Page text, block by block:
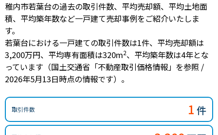
稚内市若葉台の過去の取引件数、平均売却額、平均土地面
積、平均築年数など一戸建て売却事例をご紹介いたしま
す。
若葉台における一戸建ての取引件数は1件、 平均売却額は
3,200万円、 平均専有面積は320m2、 平均築年数は4年とな
っています（国土交通省「不動産取引価格情報」を参照 /
2026年5月13日時点の情報です）。
取引件数 1 件